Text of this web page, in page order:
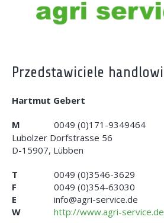
Przedstawiciele handlowi
Hartmut Gebert
M
0049 (0)171-9349464
Lubolzer Dorfstrasse 56
D-15907, Lübben
T
0049 (0)3546-3629
F
0049 (0)354-63030
E
info@agri-service.de
W
http://www.agri-service.de